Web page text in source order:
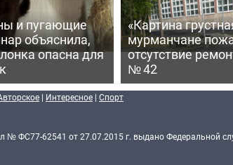
и пугающие
объяснила,
опасна для
«Картина
мурманчане
отсутствие
№ 42
| Интересное | Спорт
№ ФС77-62541 от 27.07.2015 г. выдано Федеральной